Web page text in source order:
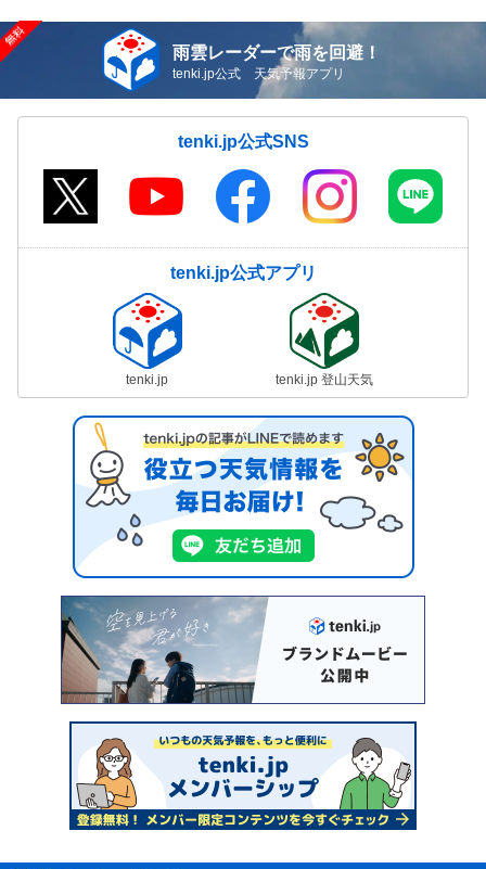
雨雲レーダーで雨を回避！
tenki.jp公式 天気予報アプリ
tenki.jp公式SNS
tenki.jp公式アプリ
tenki.jp tenki.jp 登山天気